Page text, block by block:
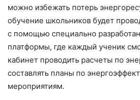
можно избежать потерь
обучение школьников будет
с помощью специально
платформы, где каждый ученик
кабинет проводить расчеты по
составлять планы по
мероприятиям.